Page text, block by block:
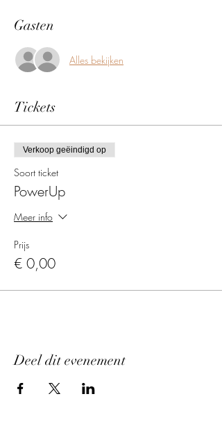
Gasten
Alles bekijken
Tickets
Verkoop geëindigd op
Soort ticket
PowerUp
Meer info
Prijs
€ 0,00
Deel dit evenement